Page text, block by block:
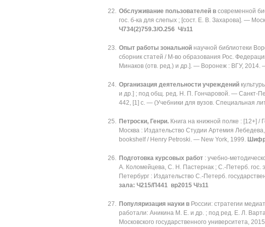
Обслуживание пользователей в современной
гос. б-ка для слепых ; [сост. Е. В. Захарова]. —
Ч734(2)759.3/О.256 Ч/з11
Опыт работы зональной научной библиотеки
сборник статей / М-во образования Рос.
Минаков (отв. ред.) и др.]. — Воронеж : ВГУ, 2014.
Организация деятельности учреждений
и др.] ; под общ. ред. Н. П. Гончаровой. — Санкт-
442, [1] с. — (Учебники для вузов. Специальная
Петроски, Генри. Книга на книжной полке : [12+]
Москва : Издательство Студии Артемия
bookshelf / Henry Petroski. — New York, 1999. Шифр
Подготовка курсовых работ : учебно-
А. Коломейцева, С. Н. Пастернак ; С.-Петерб. гос.
Петербург : Издательство С.-Петерб.
зала: Ч215/П441 вр2015 Ч/з11
Популяризация науки в России: стратегии
работали: Аникина М. Е. и др. ; под ред. Е. Л.
Московского государственного университета,